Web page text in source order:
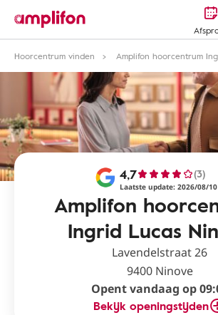
Hoorcentrum vinden
Amplifon hoorcentrum
Amplifon
Ingrid Lucas
4,7 (3)
Laatste update: 2026/08/10
Lavendelstraat 26
9400 Ninove
Opent vandaag op
Bekijk openingstijden